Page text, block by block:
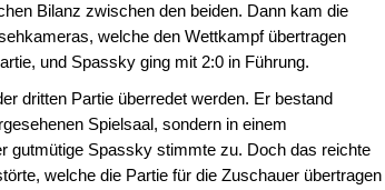
Bilanz zwischen den beiden. Dann kam die
welche den Wettkampf übertragen
und Spassky ging mit 2:0 in Führung.
dritten Partie überredet werden. Er bestand
Spielsaal, sondern in einem
gutmütige Spassky stimmte zu. Doch das reichte
welche die Partie für die Zuschauer übertragen